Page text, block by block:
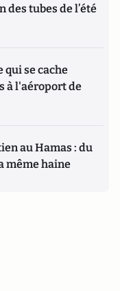
des tubes de l’été
qui se cache
à l'aéroport de
au Hamas : du
même haine